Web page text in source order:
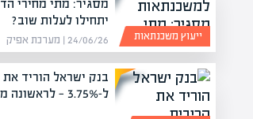
מסגיר: מתי מחירי
יתחילו לעלות שוב?
24/06/26 | מערכת אפיק ייעוץ משכנתאות
בנק ישראל הוריד את
ל-3.75% — לראשונה מאז ינואר